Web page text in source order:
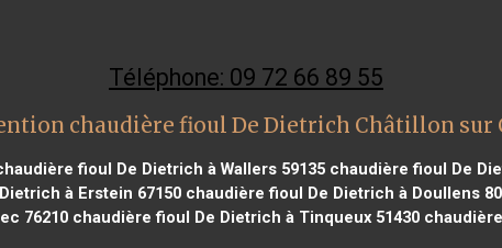
Téléphone: 09 72 66 89 55
chaudière fioul De Dietrich Châtillon sur
fioul De Dietrich à Wallers 59135chaudière fioul De
à Erstein 67150chaudière fioul De Dietrich à Doullens
76210 chaudière fioul De Dietrich à Tinqueux 51430